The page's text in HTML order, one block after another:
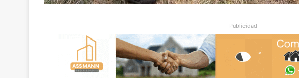
Publicidad